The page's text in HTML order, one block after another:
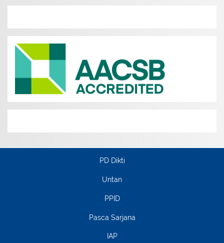
PD Dikti
Untan
PPID
Pasca Sarjana
IAP